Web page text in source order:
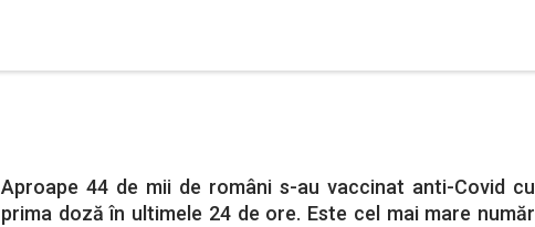
Aproape 44 de mii de români s-au vaccinat anti-Covid cu
prima doză în ultimele 24 de ore. Este cel mai mare număr